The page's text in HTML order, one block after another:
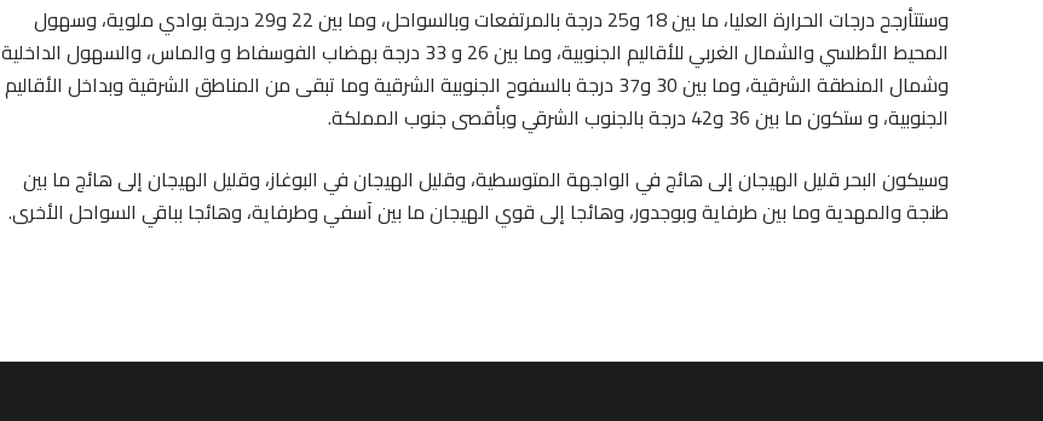
وستتأرجح درجات الحرارة العليا، ما بين 18 و25 درجة بالمرتفعات وبالسواحل، وما بين 22 و29 درجة بوادي ملوية، وسهول
المحيط الأطلسي والشمال الغربي للأقاليم الجنوبية، وما بين 26 و 33 درجة بهضاب الفوسفاط و والماس، والسهول الداخلية
وشمال المنطقة الشرقية، وما بين 30 و37 درجة بالسفوح الجنوبية الشرقية وما تبقى من المناطق الشرقية وبداخل الأقاليم
الجنوبية، و ستكون ما بين 36 و42 درجة بالجنوب الشرقي وبأقصى جنوب المملكة.
وسيكون البحر قليل الهيجان إلى هائج في الواجهة المتوسطية، وقليل الهيجان في البوغاز، وقليل الهيجان إلى هائج ما بين
طنجة والمهدية وما بين طرفاية وبوجدور، وهائجا إلى قوي الهيجان ما بين آسفي وطرفاية، وهائجا بباقي السواحل الأخرى.